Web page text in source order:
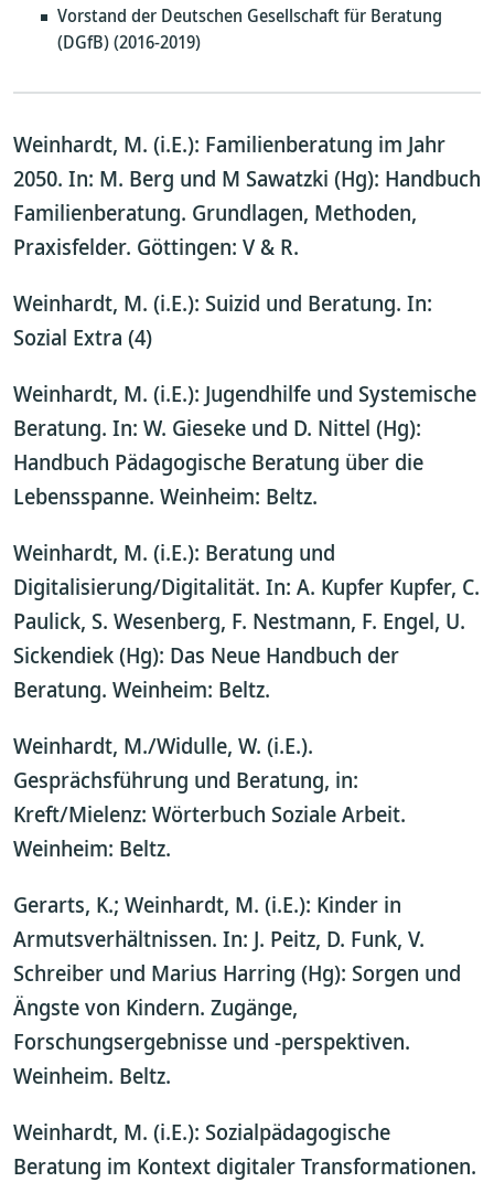
Vorstand der Deutschen Gesellschaft für Beratung
(DGfB) (2016-2019)
Weinhardt, M. (i.E.): Familienberatung im Jahr
2050. In: M. Berg und M Sawatzki (Hg): Handbuch
Familienberatung. Grundlagen, Methoden,
Praxisfelder. Göttingen: V & R.
Weinhardt, M. (i.E.): Suizid und Beratung. In:
Sozial Extra (4)
Weinhardt, M. (i.E.): Jugendhilfe und Systemische
Beratung. In: W. Gieseke und D. Nittel (Hg):
Handbuch Pädagogische Beratung über die
Lebensspanne. Weinheim: Beltz.
Weinhardt, M. (i.E.): Beratung und
Digitalisierung/Digitalität. In: A. Kupfer Kupfer, C.
Paulick, S. Wesenberg, F. Nestmann, F. Engel, U.
Sickendiek (Hg): Das Neue Handbuch der
Beratung. Weinheim: Beltz.
Weinhardt, M./Widulle, W. (i.E.).
Gesprächsführung und Beratung, in:
Kreft/Mielenz: Wörterbuch Soziale Arbeit.
Weinheim: Beltz.
Gerarts, K.; Weinhardt, M. (i.E.): Kinder in
Armutsverhältnissen. In: J. Peitz, D. Funk, V.
Schreiber und Marius Harring (Hg): Sorgen und
Ängste von Kindern. Zugänge,
Forschungsergebnisse und -perspektiven.
Weinheim. Beltz.
Weinhardt, M. (i.E.): Sozialpädagogische
Beratung im Kontext digitaler Transformationen.